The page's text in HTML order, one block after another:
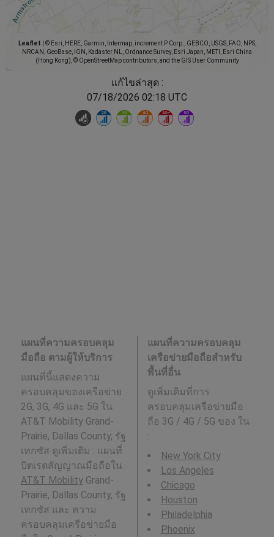
Leaflet
© Esri, HERE, Garmin, Intermap, increment P Corp., GEBCO, USGS, FAO, NPS,
NRCAN, GeoBase, IGN, Kadaster NL, Ordnance Survey, Esri Japan, METI, Esri China
(Hong Kong), © OpenStreetMap contributors, and the GIS User Community
แก้ไขล่าสุด :
07/18/2026 02:18 UTC
แผนที่ความครอบคลุม
มือถือ ตามผู้ให้บริการ
แผนที่นี้แสดงความ
ครอบคลุมของเครือข่าย
2G, 3G, 4G และ 5G ใน
AT&T Mobility Grand-
Prairie, Dallas County, รัฐ
เทกซัส ดูเพิ่มเติม : แผนที่
บิตเรตสัญญาณมือถือใน
AT&T MobilityGrand-
Prairie, Dallas County, รัฐ
เทกซัส และ ความ
ครอบคลุมเครือข่ายมือ
แผนที่ความครอบคลุม
เครือข่ายมือถือสำหรับ
พื้นที่อื่น
ดูเพิ่มเติมที่การ
ครอบคลุมเครือข่ายมือ
ถือ 3G / 4G / 5G ของ ใน
:
New York City
Los Angeles
Chicago
Houston
Philadelphia
Phoenix